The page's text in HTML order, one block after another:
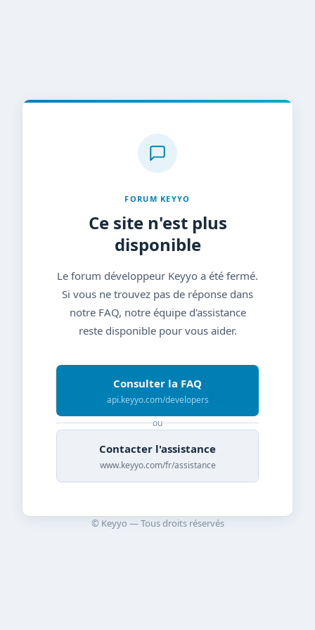
FORUM KEYYO
Ce site n'est plus
disponible
Le forum développeur Keyyo a été fermé.
Si vous ne trouvez pas de réponse dans
notre FAQ, notre équipe d'assistance
reste disponible pour vous aider.
Consulter la FAQ
api.keyyo.com/developers
ou
Contacter l'assistance
www.keyyo.com/fr/assistance
© Keyyo — Tous droits réservés